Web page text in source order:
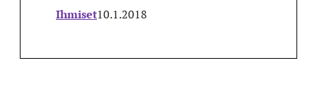
Ihmiset10.1.2018